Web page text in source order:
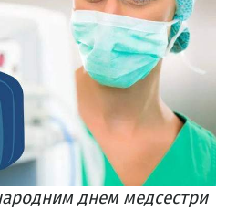
днем медсестри